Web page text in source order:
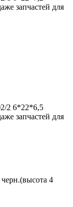
запчастей для
2 6*22*6,5
запчастей для